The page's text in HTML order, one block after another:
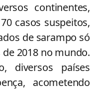
continentes,
casos suspeitos,
de sarampo só
2018 no mundo.
diversos países
acometendo